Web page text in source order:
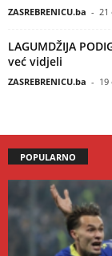
ZASREBRENICU.ba - 21
LAGUMDŽIJA
već vidjeli
ZASREBRENICU.ba - 19
POPULARNO